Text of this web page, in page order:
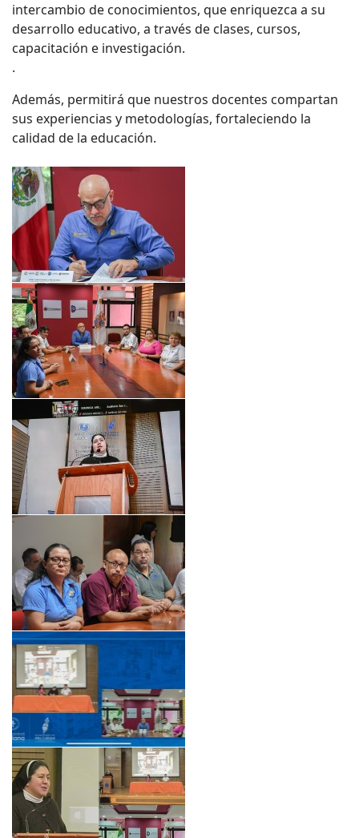
intercambio de conocimientos, que enriquezca a su
desarrollo educativo, a través de clases, cursos,
capacitación e investigación.
.
Además, permitirá que nuestros docentes compartan
sus experiencias y metodologías, fortaleciendo la
calidad de la educación.